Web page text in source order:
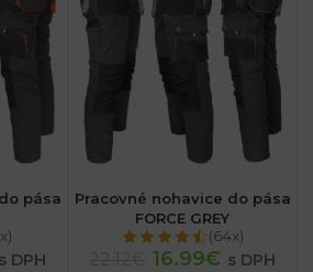
pása
s DPH
Pracovné nohavice do pása
FORCE GREY
(64x)
16.99€ s DPH